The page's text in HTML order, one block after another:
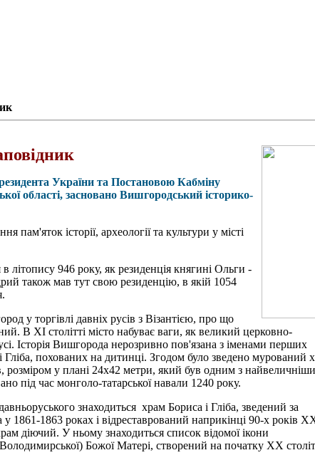
України та Постановою Кабміну
області, засновано Вишгородський історико-
пам'яток історії, археології та культури у місті
літопису 946 року, як резиденція княгині Ольги -
також мав тут свою резиденцію, в якій 1054
у торгівлі давніх русів з Візантією, про що
В ХI столітті місто набуває ваги, як великий церковно-
Історія Вишгорода нерозривно пов'язана з іменами перших
Гліба, похованих на дитинці. Згодом було зведено мурований
розміром у плані 24x42 метри, який був одним з
під час монголо-татарської навали 1240 року.
знаходиться храм Бориса і Гліба, зведений за
1861-1863 роках і відреставрований наприкінці 90-х років
діючий. У ньому знаходиться список відомої ікони
Божої Матері, створений на початку ХХ